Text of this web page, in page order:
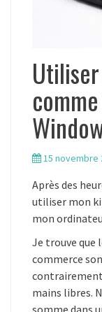
15 novembre
Après des
utiliser mon
mon
Je trouve que
commerce
mains libres.
somme dans